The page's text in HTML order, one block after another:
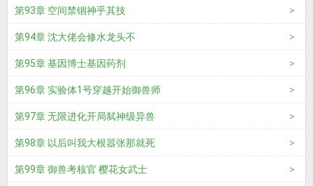
第93章 空间禁锢神乎其技
第94章 沈大佬会修水龙头不
第95章 基因博士基因药剂
第96章 实验体1号穿越开始御兽师
第97章 无限进化开局弑神级异兽
第98章 以后叫我大根嚣张那就死
第99章 御兽考核官 樱花女武士